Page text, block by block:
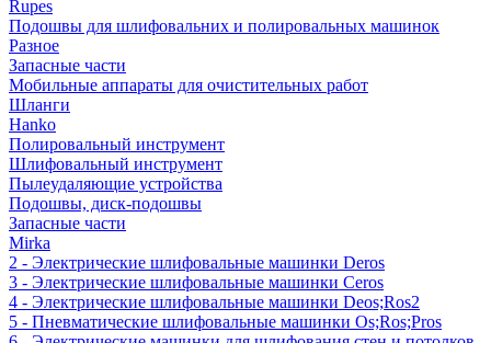
Rupes
Подошвы для шлифовальних и полировальных машинок
Разное
Запасные части
Мобильные аппараты для очистительных работ
Шланги
Hanko
Полировальный инструмент
Шлифовальный инструмент
Пылеудаляющие устройства
Подошвы, диск-подошвы
Запасные части
Mirka
2 - Электрические шлифовальные машинки Deros
3 - Электрические шлифовальные машинки Ceros
4 - Электрические шлифовальные машинки Deos;Ros2
5 - Пневматические шлифовальные машинки Os;Ros;Pros